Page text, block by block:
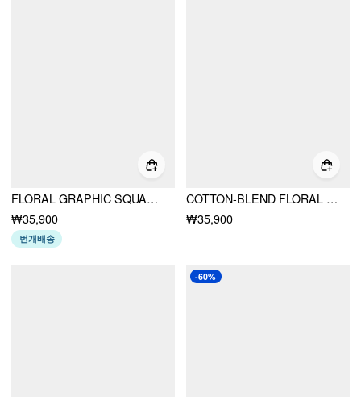
FLORAL GRAPHIC SQUARE NECK LACE TRIM RHINESTONE SLIM CROP TANK TOP
₩35,900
번개배송
COTTON-BLEND FLORAL GRAPHIC RHINESTONE DETAIL TANK TOP
₩35,900
-60%